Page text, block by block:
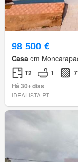
98 500 €
Casa em
T2 1
Há 30+ dias
IDEALISTA.PT